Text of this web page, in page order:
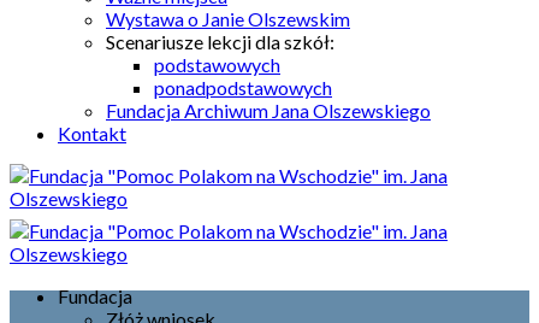
Wystawa o Janie Olszewskim
Scenariusze lekcji dla szkół:
podstawowych
ponadpodstawowych
Fundacja Archiwum Jana Olszewskiego
Kontakt
Fundacja